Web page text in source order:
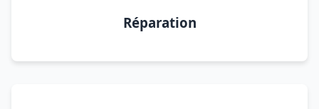
Réparation